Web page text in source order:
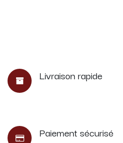
Livraison rapide
Paiement sécurisé